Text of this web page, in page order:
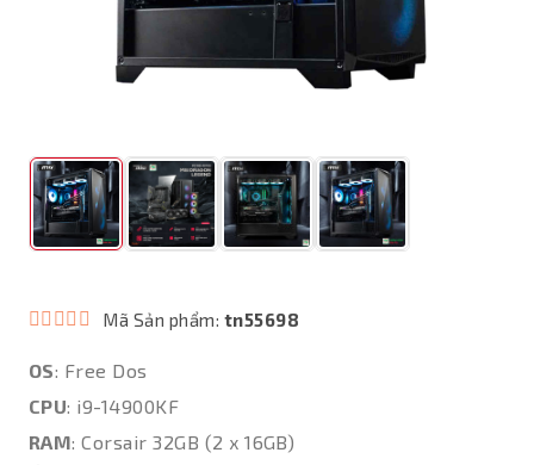
Mã Sản phẩm: tn55698
OS: Free Dos
CPU: i9-14900KF
RAM: Corsair 32GB (2 x 16GB)